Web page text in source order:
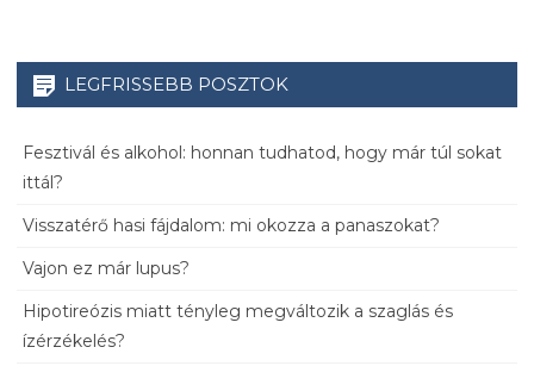
LEGFRISSEBB POSZTOK
Fesztivál és alkohol: honnan tudhatod, hogy már túl sokat
ittál?
Visszatérő hasi fájdalom: mi okozza a panaszokat?
Vajon ez már lupus?
Hipotireózis miatt tényleg megváltozik a szaglás és
ízérzékelés?